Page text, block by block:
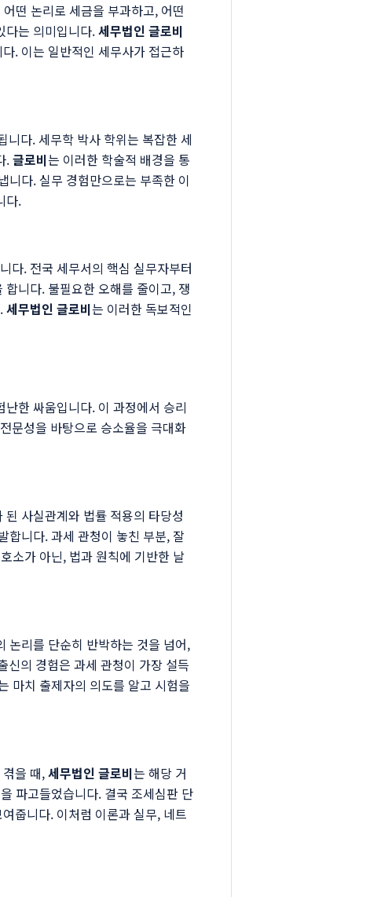
떤 논리로 세금을 부과하고, 어떤
다는 의미입니다.세무법인 글로비
. 이는 일반적인 세무사가 접근하
니다. 세무학 박사 학위는 복잡한 세
.글로비는 이러한 학술적 배경을 통
니다. 실무 경험만으로는 부족한 이
다.
다. 전국 세무서의 핵심 실무자부터
니다. 불필요한 오해를 줄이고, 쟁
세무법인 글로비는 이러한 독보적인
난한 싸움입니다. 이 과정에서 승리
문성을 바탕으로 승소율을 극대화
사실관계와 법률 적용의 타당성
합니다. 과세 관청이 놓친 부분, 잘
소가 아닌, 법과 원칙에 기반한 날
논리를 단순히 반박하는 것을 넘어,
신의 경험은 과세 관청이 가장 설득
마치 출제자의 의도를 알고 시험을
을 때,세무법인 글로비는 해당 거
파고들었습니다. 결국 조세심판 단
줍니다. 이처럼 이론과 실무, 네트